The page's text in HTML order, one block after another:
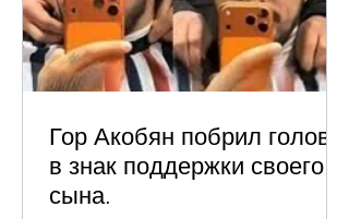
Гор Акобян побрил голову
в знак поддержки своего
сына.